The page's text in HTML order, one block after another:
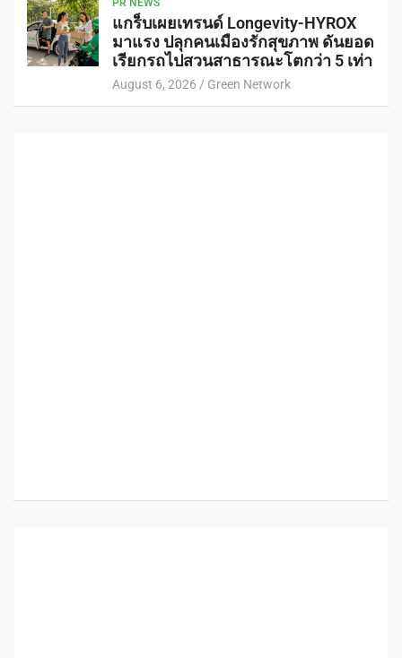
PR NEWS
แกร็บเผยเทรนด์ Longevity-HYROX
มาแรง ปลุกคนเมืองรักสุขภาพ ดันยอด
เรียกรถไปสวนสาธารณะโตกว่า 5 เท่า
August 6, 2026 Green Network